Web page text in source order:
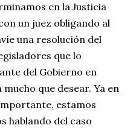
en la Justicia
un juez obligando al
una resolución del
que lo
del Gobierno en
que desear. Ya en
estamos
hablando del caso